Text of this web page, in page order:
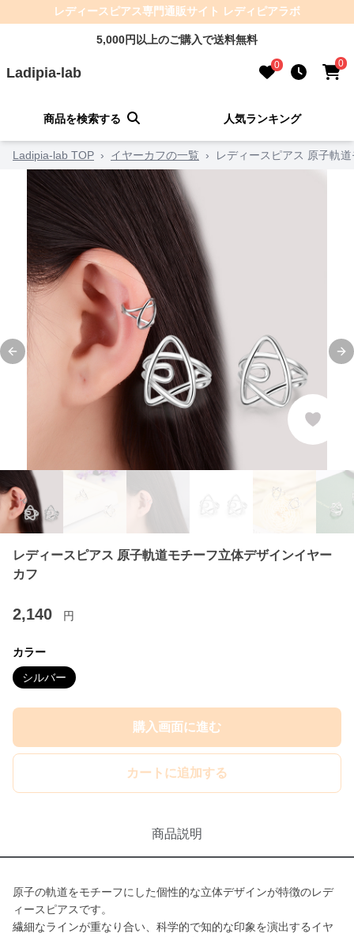
レディースピアス専門通販サイト レディピアラボ
5,000円以上のご購入で送料無料
Ladipia-lab 0 0
商品を検索する 人気ランキング
Ladipia-lab TOP › イヤーカフの一覧 › レディースピアス 原子軌
Previous slide
レディースピアス 原子軌道モチーフ立体デザインイヤー
カフ
2,140 円
カラー
シルバー
購入画面に進む
カートに追加する
商品説明
原子の軌道をモチーフにした個性的な立体デザインが特徴のレデ
ィースピアスです。
繊細なラインが重なり合い、科学的で知的な印象を演出するイヤ